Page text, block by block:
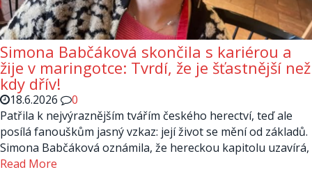
Simona Babčáková skončila s kariérou a
žije v maringotce: Tvrdí, že je šťastnější než
kdy dřív!
18.6.2026
0
Patřila k nejvýraznějším tvářím českého herectví, teď ale
posílá fanouškům jasný vzkaz: její život se mění od základů.
Simona Babčáková oznámila, že hereckou kapitolu uzavírá,
Read More